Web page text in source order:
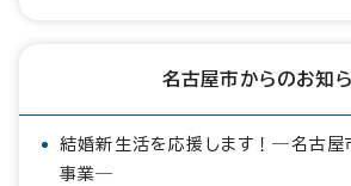
名古屋市からのお知
結婚新生活を応援します！―名古屋
事業―